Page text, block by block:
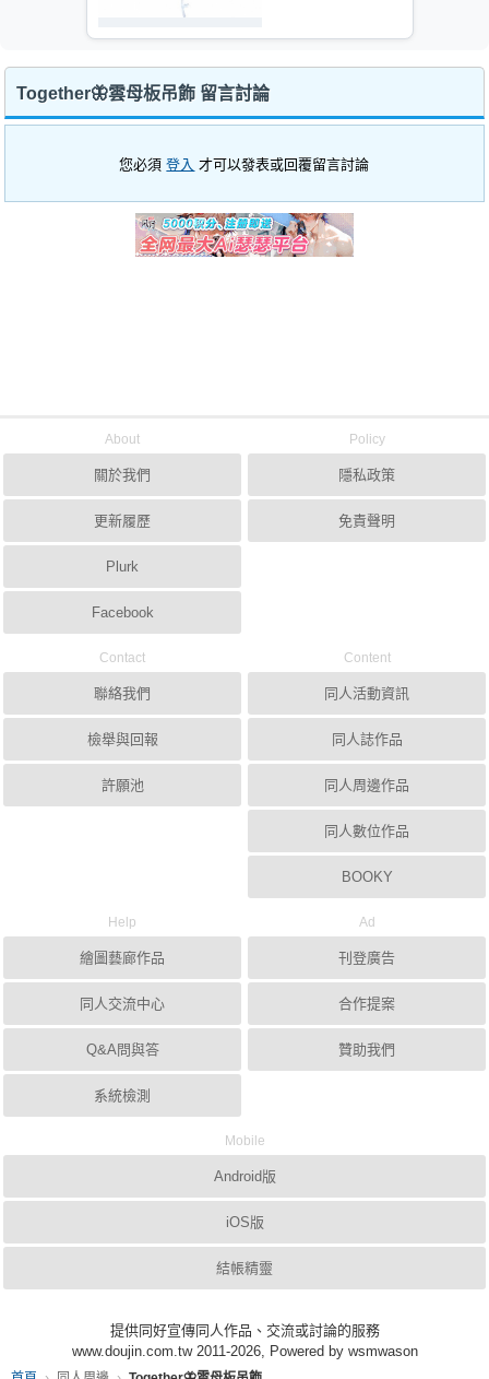
Together🦋雲母板吊飾 留言討論
您必須登入 才可以發表或回覆留言討論
About
關於我們
更新履歷
Plurk
Facebook
Policy
隱私政策
免責聲明
Contact
聯絡我們
檢舉與回報
許願池
Content
同人活動資訊
同人誌作品
同人周邊作品
同人數位作品
BOOKY
Help
繪圖藝廊作品
同人交流中心
Q&A問與答
系統檢測
Ad
刊登廣告
合作提案
贊助我們
Mobile
Android版
iOS版
結帳精靈
提供同好宣傳同人作品、交流或討論的服務
www.doujin.com.tw 2011-2026, Powered by wsmwason